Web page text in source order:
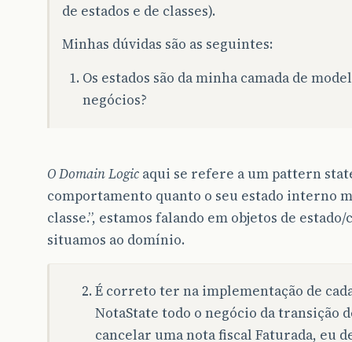
de estados e de classes).
Minhas dúvidas são as seguintes:
Os estados são da minha camada de
negócios?
O Domain Logic aqui se refere a um pattern
comportamento quanto o seu estado interno
classe.”, estamos falando em objetos de
situamos ao domínio.
É correto ter na implementação de
NotaState todo o negócio da transição
cancelar uma nota fiscal Faturada, eu